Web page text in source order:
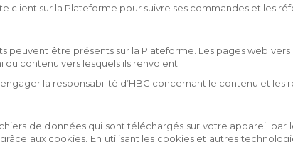
client sur la Plateforme pour suivre ses commandes et les
peuvent être présents sur la Plateforme. Les pages web
du contenu vers lesquels ils renvoient.
la responsabilité d’HBG concernant le contenu et les
de données qui sont téléchargés sur votre appareil par
aux cookies. En utilisant les cookies et autres